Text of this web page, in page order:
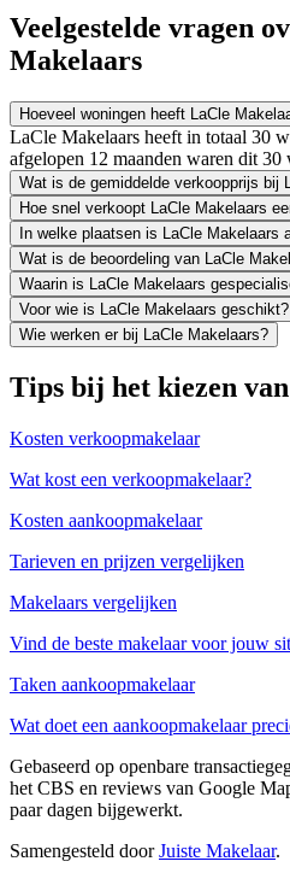
Veelgestelde vragen
Makelaars
Hoeveel woningen heeft LaCle
LaCle Makelaars heeft in totaal 30
afgelopen 12 maanden waren dit 30
Wat is de gemiddelde verkoopprijs bij
Hoe snel verkoopt LaCle Makelaars
In welke plaatsen is LaCle Makelaars
Wat is de beoordeling van LaCle
Waarin is LaCle Makelaars
Voor wie is LaCle Makelaars geschikt?
Wie werken er bij LaCle Makelaars?
Tips bij het kiezen
Kosten verkoopmakelaar
Wat kost een verkoopmakelaar?
Kosten aankoopmakelaar
Tarieven en prijzen vergelijken
Makelaars vergelijken
Vind de beste makelaar voor jouw
Taken aankoopmakelaar
Wat doet een aankoopmakelaar
Gebaseerd op openbare
het CBS en reviews van Google
paar dagen bijgewerkt.
Samengesteld doorJuiste Makelaar.